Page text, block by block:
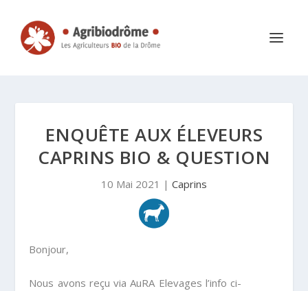
ENQUÊTE AUX ÉLEVEURS
CAPRINS BIO & QUESTION
10 Mai 2021 | Caprins
Bonjour,
Nous avons reçu via AuRA Elevages l’info ci-